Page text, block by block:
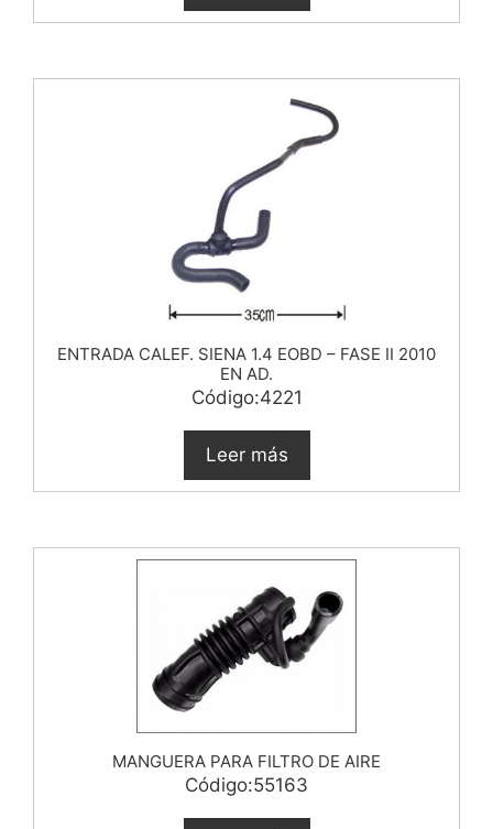
ENTRADA CALEF. SIENA 1.4 EOBD – FASE II 2010
EN AD.
Código:4221
Leer más
MANGUERA PARA FILTRO DE AIRE
Código:55163